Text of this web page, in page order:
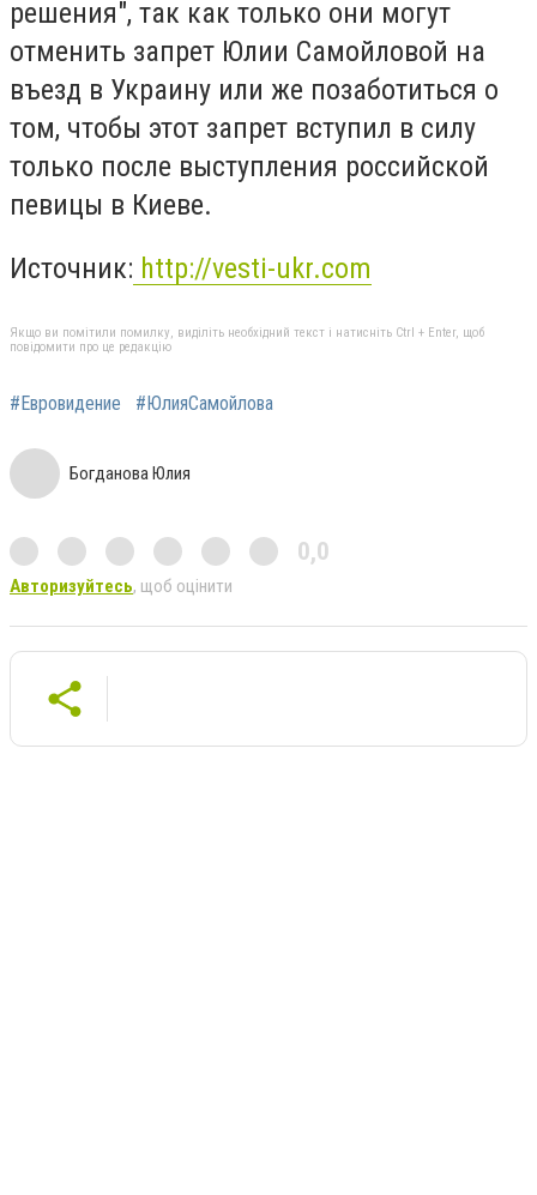
решения", так как только они могут
отменить запрет Юлии Самойловой на
въезд в Украину или же позаботиться о
том, чтобы этот запрет вступил в силу
только после выступления российской
певицы в Киеве.
Источник: http://vesti-ukr.com
Якщо ви помітили помилку, виділіть необхідний текст і натисніть Ctrl + Enter, щоб
повідомити про це редакцію
#Евровидение #ЮлияСамойлова
Богданова Юлия
0,0
Авторизуйтесь, щоб оцінити